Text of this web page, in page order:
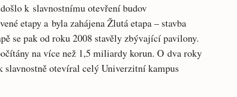
k slavnostnímu otevření budov
etapy a byla zahájena Žlutá etapa – stavba
se pak od roku 2008 stavěly zbývající pavilony.
na více než 1,5 miliardy korun. O dva roky
slavnostně otevíral celý Univerzitní kampus